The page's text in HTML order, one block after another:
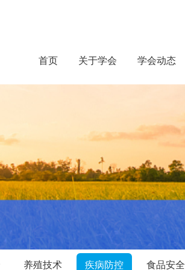
首页 关于学会 学会动态
养殖技术 疾病防控 食品安全